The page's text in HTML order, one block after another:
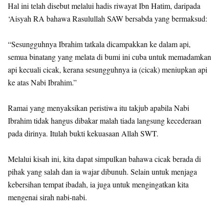
Hal ini telah disebut melalui hadis riwayat Ibn Hatim, daripada
‘Aisyah RA bahawa Rasulullah SAW bersabda yang bermaksud:
“Sesungguhnya Ibrahim tatkala dicampakkan ke dalam api,
semua binatang yang melata di bumi ini cuba untuk memadamkan
api kecuali cicak, kerana sesungguhnya ia (cicak) meniupkan api
ke atas Nabi Ibrahim.”
Ramai yang menyaksikan peristiwa itu takjub apabila Nabi
Ibrahim tidak hangus dibakar malah tiada langsung kecederaan
pada dirinya. Itulah bukti kekuasaan Allah SWT.
Melalui kisah ini, kita dapat simpulkan bahawa cicak berada di
pihak yang salah dan ia wajar dibunuh. Selain untuk menjaga
kebersihan tempat ibadah, ia juga untuk mengingatkan kita
mengenai sirah nabi-nabi.